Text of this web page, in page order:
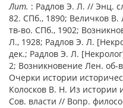
Лит. : Радлов Э. Л. // Энц.
82. СПб., 1890; Величков
тв-во. СПб., 1902;
Л., 1928; Радлов Э. Л.
дек.; Радлов Э. Л.
2; Возникновение Лен. об-
Очерки истории
Колосков В. Н. Из истории
Сов. власти // Вопр.